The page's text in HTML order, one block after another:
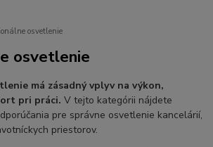
osvetlenie
osvetlenie
má zásadný vplyv na výkon,
pri práci. V tejto kategórii nájdete
pre správne osvetlenie kancelárií,
priestorov.